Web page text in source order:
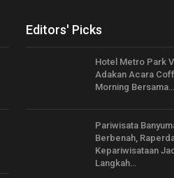
Editors' Picks
Hotel Metro Park
Adakan Acara
Morning Bersama…
Pariwisata
Berbenah,
Kepariwisataan
Langkah…